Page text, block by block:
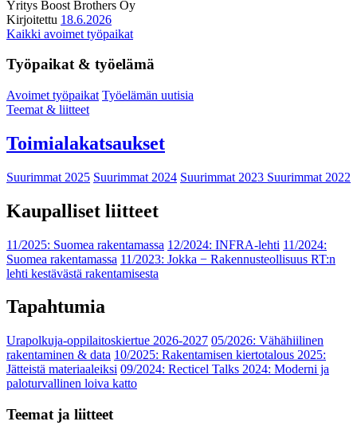
Yritys Boost Brothers Oy
Kirjoitettu 18.6.2026
Kaikki avoimet työpaikat
Työpaikat & työelämä
Avoimet työpaikat Työelämän uutisia
Teemat & liitteet
Toimialakatsaukset
Suurimmat 2025 Suurimmat 2024 Suurimmat 2023 Suurimmat 2022
Kaupalliset liitteet
11/2025: Suomea rakentamassa 12/2024: INFRA-lehti 11/2024:
Suomea rakentamassa 11/2023: Jokka − Rakennusteollisuus RT:n
lehti kestävästä rakentamisesta
Tapahtumia
Urapolkuja-oppilaitoskiertue 2026-2027 05/2026: Vähähiilinen
rakentaminen & data 10/2025: Rakentamisen kiertotalous 2025:
Jätteistä materiaaleiksi 09/2024: Recticel Talks 2024: Moderni ja
paloturvallinen loiva katto
Teemat ja liitteet